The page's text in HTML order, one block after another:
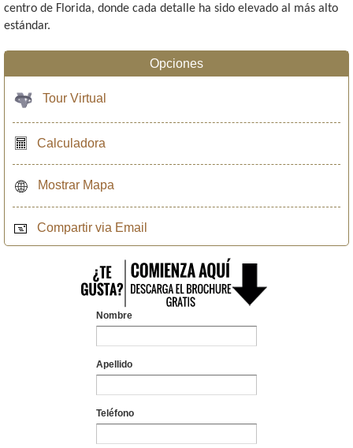
centro de Florida, donde cada detalle ha sido elevado al más alto
estándar.
Opciones
Tour Virtual
Calculadora
Mostrar Mapa
Compartir via Email
Nombre
Apellido
Teléfono